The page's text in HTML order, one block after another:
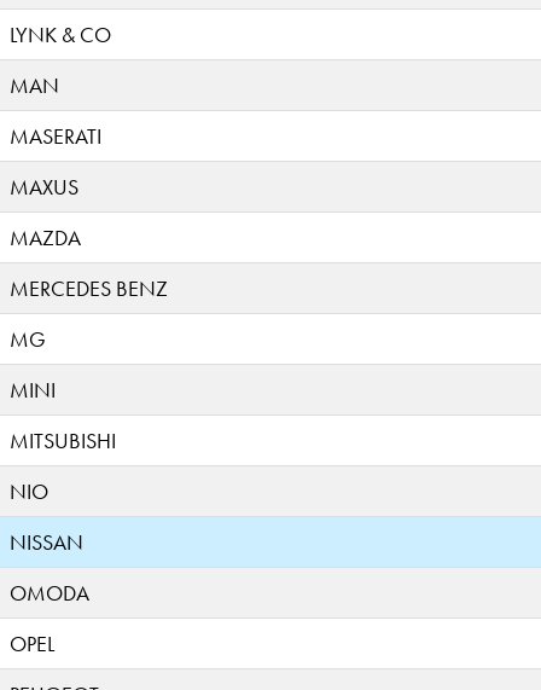
LYNK & CO
MAN
MASERATI
MAXUS
MAZDA
MERCEDES BENZ
MG
MINI
MITSUBISHI
NIO
NISSAN
OMODA
OPEL